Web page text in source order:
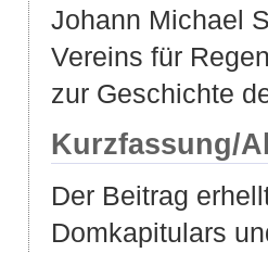
Johann Michael
Vereins für
zur Geschichte
Kurzfassung/
Der Beitrag
Domkapitulars